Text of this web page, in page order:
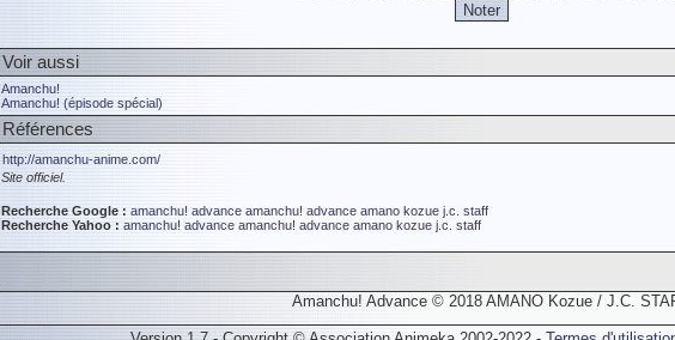
Voir aussi
Amanchu!
Amanchu! (épisode spécial)
Références
http://amanchu-anime.com/
Site officiel.
Recherche Google : amanchu! advance amanchu! advance amano kozue j.c. staff
Recherche Yahoo : amanchu! advance amanchu! advance amano kozue j.c. staff
Amanchu! Advance © 2018 AMANO Kozue / J.C.